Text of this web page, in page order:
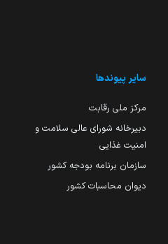
سایر پیوندها
مرکز ملی رقابت
دبیرخانه شورای عالی سلامت و
امنیت غذایی
سازمان برنامه بودجه کشور
دیوان محاسبات کشور